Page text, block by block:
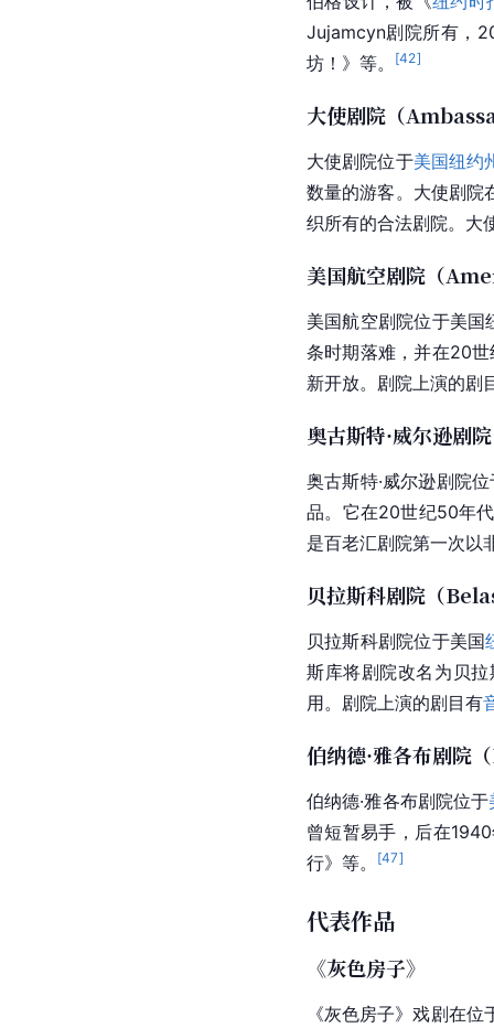
Jujamcyn剧院所有，
坊！》等。
[42]
大使剧院（
大使剧院位于美国纽约
数量的游客。大使剧院
织所有的合法剧院。大
美国航空剧院（
美国航空剧院位于美国
条时期落难，并在20
新开放。剧院上演的剧
奥古斯特·威尔逊
奥古斯特·威尔逊剧院位
品。它在20世纪50年
是百老汇剧院第一次以
贝拉斯科剧院（
贝拉斯科剧院位于美国
斯库将剧院改名为贝
用。剧院上演的剧目有
伯纳德·雅各布剧
伯纳德·雅各布剧院位于
曾短暂易手，后在
行》等。
[47]
代表作品
《灰色房子》
《灰色房子》戏剧在